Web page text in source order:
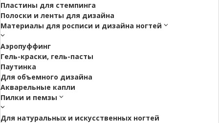
Пластины для стемпинга
Полоски и ленты для дизайна
Материалы для росписи и дизайна ногтей
Аэропуффинг
Гель-краски, гель-пасты
Паутинка
Для объемного дизайна
Акварельные капли
Пилки и пемзы
Для натуральных и искусственных ногтей